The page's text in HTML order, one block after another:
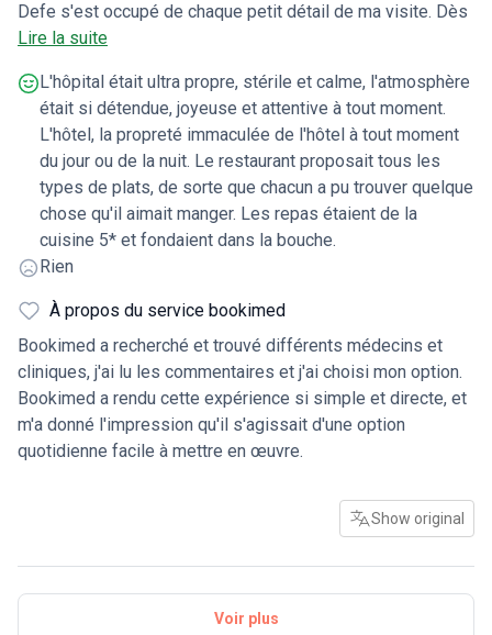
Defe s'est occupé de chaque petit détail de ma visite. Dès
ma descente d'avion, chaque petit détail a été pris en
l'hôtel (un hôtel 5*+ au moins). Après l'opération, j'ai
bénéficié de soins et d'une attention de première classe et
j'ai eu ma propre infirmière de nuit de 20 heures à 8 heures
les deux soirs à l'hôpital. Ma limousine m'attendait pour me
ramener à l'hôtel où je disposais d'une infirmerie ouverte 24
heures sur 24. Une infirmière me rendait également visite
tous les jours pour m'administrer mes médicaments et mes
crèmes et s'assurer que je me sentais bien. Defe était mon
contact et elle était au bout du fil 24 heures sur 24, 7 jours
que je me sente en sécurité et en bonne santé. L'hôtel
dépasse tout ce que j'ai connu, le personnel est très
serviable, la sécurité de l'hôtel est absolument parfaite.
J'étais au quatrième étage et mon passe ne me permettait
que d'aller ou de revenir de cet étage au rez-de-chaussée
Lire la suite
L'hôpital était ultra propre, stérile et calme, l'atmosphère
était si détendue, joyeuse et attentive à tout moment.
L'hôtel, la propreté immaculée de l'hôtel à tout moment
du jour ou de la nuit. Le restaurant proposait tous les
types de plats, de sorte que chacun a pu trouver quelque
chose qu'il aimait manger. Les repas étaient de la
cuisine 5* et fondaient dans la bouche.
Rien
À propos du service bookimed
Bookimed a recherché et trouvé différents médecins et
cliniques, j'ai lu les commentaires et j'ai choisi mon option.
Bookimed a rendu cette expérience si simple et directe, et
m'a donné l'impression qu'il s'agissait d'une option
quotidienne facile à mettre en œuvre.
Show original
Voir plus